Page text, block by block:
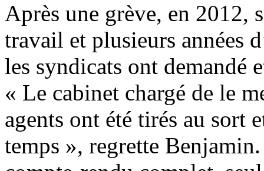
Après une grève, en 2012,
travail et plusieurs années
les syndicats ont demandé
« Le cabinet chargé de le
agents ont été tirés au sort
temps », regrette